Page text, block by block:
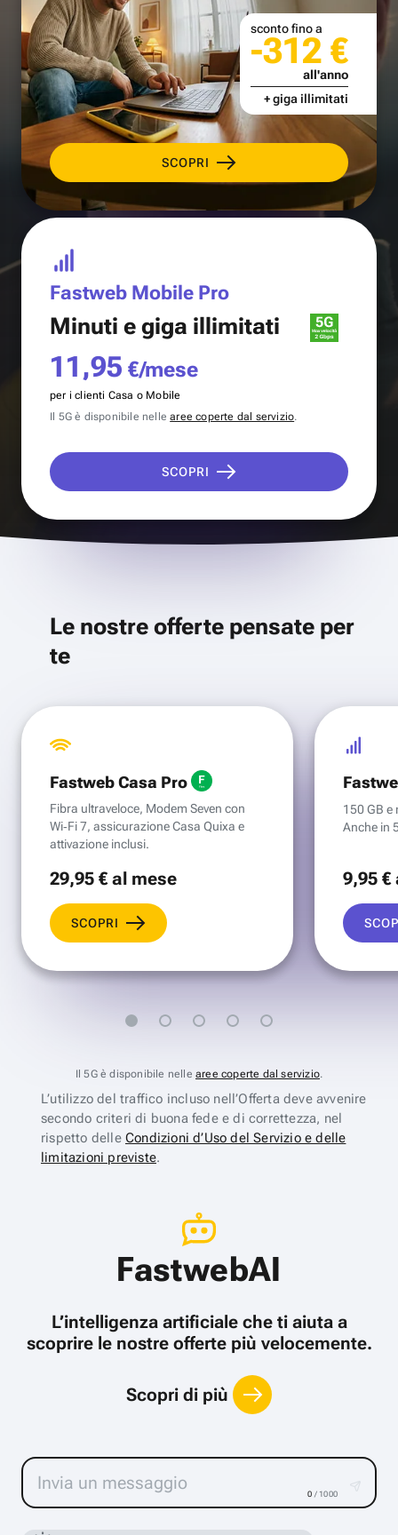
SCOPRI
sconto fino a
-312 €
all'anno
+ giga illimitati
Fastweb Mobile Pro
Minuti e giga illimitati
11,95 €/mese
per i clienti Casa o Mobile
Il 5G è disponibile nellearee coperte dal servizio.
SCOPRI
Le nostre offerte pensate per
te
Fastweb Casa Pro
Fibra ultraveloce, Modem Seven con
Wi‑Fi 7, assicurazione Casa Quixa e
attivazione inclusi.
29,95 €al mese
SCOPRI
150 GB e
Anche in
9,95 €
Il 5G è disponibile nelle aree coperte dal servizio.
L’utilizzo del traffico incluso nell’Offerta deve avvenire
secondo criteri di buona fede e di correttezza, nel
rispetto delle Condizioni d’Uso del Servizio e delle
limitazioni previste.
FastwebAI
L’intelligenza artificiale che ti aiuta a
scoprire le nostre offerte più velocemente.
Scopri di più
0 / 1000